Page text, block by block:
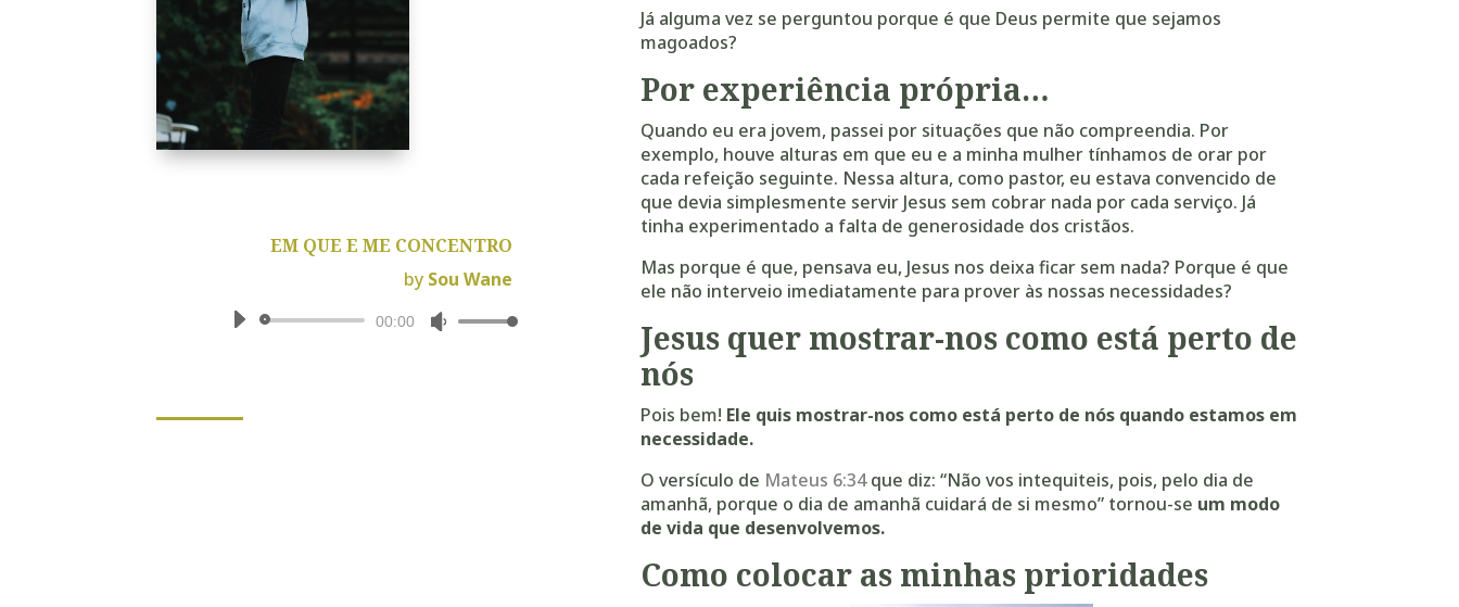
EM QUE E ME CONCENTRO
by Sou Wane
Reprodutor
00:00
Use
Já alguma vez se perguntou porque é que Deus permite que sejamos
magoados?
Por experiência própria…
Quando eu era jovem, passei por situações que não compreendia. Por
exemplo, houve alturas em que eu e a minha mulher tínhamos de orar por
cada refeição seguinte. Nessa altura, como pastor, eu estava convencido de
que devia simplesmente servir Jesus sem cobrar nada por cada serviço. Já
tinha experimentado a falta de generosidade dos cristãos.
Mas porque é que, pensava eu, Jesus nos deixa ficar sem nada? Porque é que
ele não interveio imediatamente para prover às nossas necessidades?
Jesus quer mostrar-nos como está perto de
nós
Pois bem! Ele quis mostrar-nos como está perto de nós quando estamos em
necessidade.
O versículo de Mateus 6:34que diz: “Não vos intequiteis, pois, pelo dia de
amanhã, porque o dia de amanhã cuidará de si mesmo” tornou-se um modo
de vida que desenvolvemos.
Como colocar as minhas prioridades